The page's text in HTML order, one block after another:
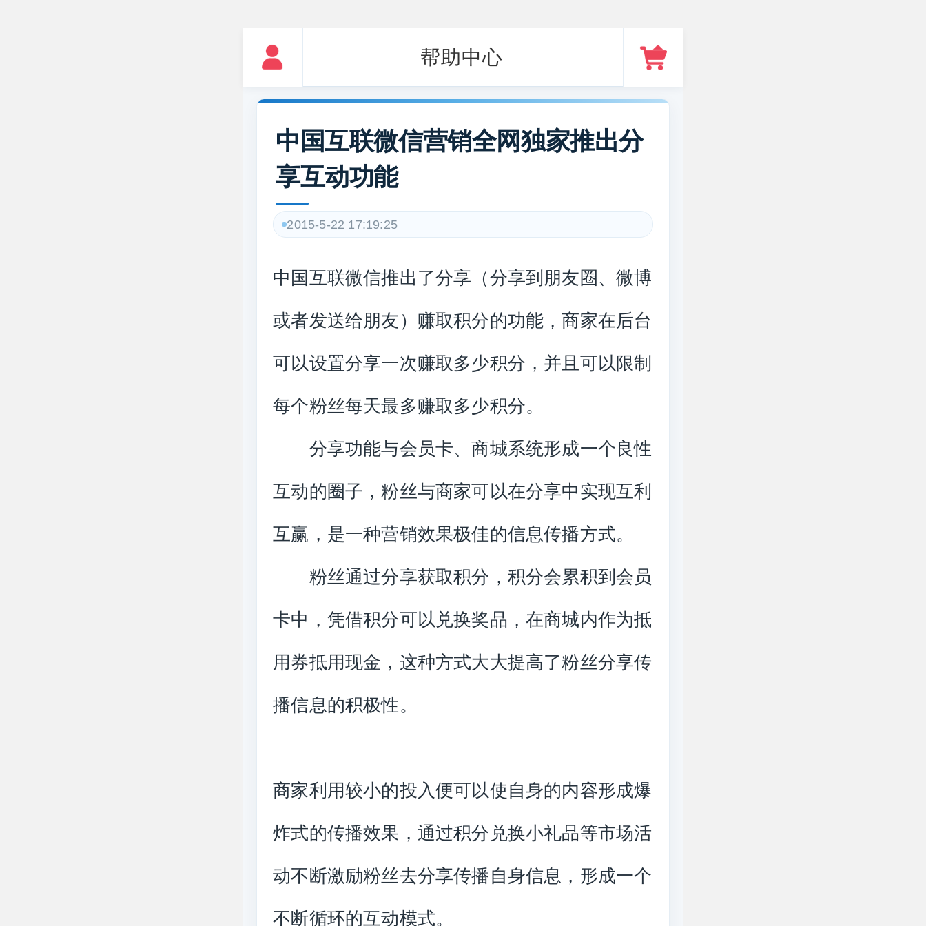
帮助中心
中国互联微信营销全网独家推出分
享互动功能
2015-5-22 17:19:25
中国互联微信推出了分享（分享到朋友圈、微博
或者发送给朋友）赚取积分的功能，商家在后台
可以设置分享一次赚取多少积分，并且可以限制
每个粉丝每天最多赚取多少积分。
分享功能与会员卡、商城系统形成一个良性
互动的圈子，粉丝与商家可以在分享中实现互利
互赢，是一种营销效果极佳的信息传播方式。
粉丝通过分享获取积分，积分会累积到会员
卡中，凭借积分可以兑换奖品，在商城内作为抵
用券抵用现金，这种方式大大提高了粉丝分享传
播信息的积极性。
商家利用较小的投入便可以使自身的内容形成爆
炸式的传播效果，通过积分兑换小礼品等市场活
动不断激励粉丝去分享传播自身信息，形成一个
不断循环的互动模式。